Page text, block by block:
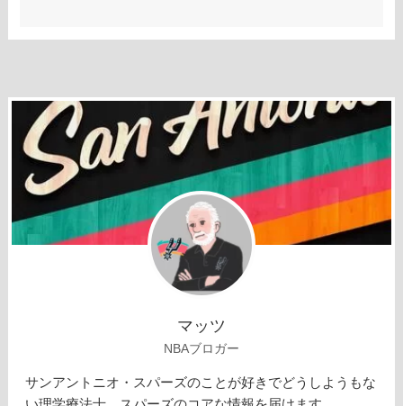
マッツ
NBAブロガー
サンアントニオ・スパーズのことが好きでどうしようもな